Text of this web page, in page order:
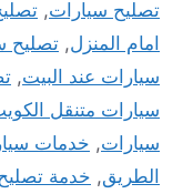
تصليح سيارات,
امام المنزل, تصليح
سيارات عند البيت,
سيارات متنقل
سيارات, خدمات
الطريق, خدمة